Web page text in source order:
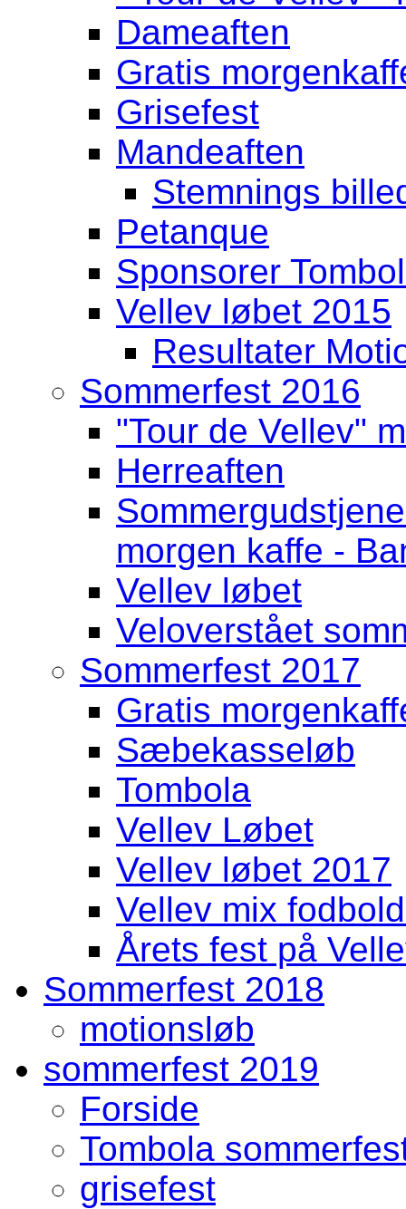
Dameaften
Gratis
Grisefest
Mandeaften
Stemnings
Petanque
Sponsorer
Vellev løbet 2015
Resultater
Sommerfest 2016
"Tour de Vellev"
Herreaften
morgen kaffe -
Vellev løbet
Veloverstået
Sommerfest 2017
Gratis
Sæbekasseløb
Tombola
Vellev Løbet
Vellev løbet 2017
Vellev mix
Årets fest på
Sommerfest 2018
motionsløb
sommerfest 2019
Forside
Tombola
grisefest